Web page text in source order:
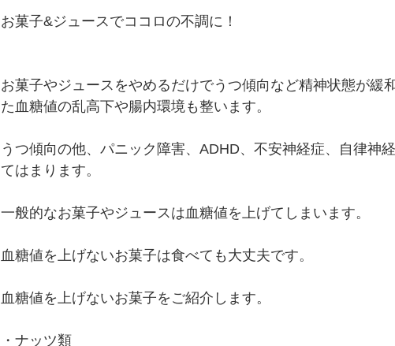
便秘、下痢、排尿異常 冷え性、のぼせ、むくみ
呼吸器の症状、過呼吸、過換気症候群
お菓子&ジュースでココロの不調に！
お菓子やジュースをやめるだけでうつ傾向など精神状態が緩
た血糖値の乱高下や腸内環境も整います。
うつ傾向の他、パニック障害、ADHD、不安神経症、自律神
てはまります。
一般的なお菓子やジュースは血糖値を上げてしまいます。
血糖値を上げないお菓子は食べても大丈夫です。
血糖値を上げないお菓子をご紹介します。
・ナッツ類